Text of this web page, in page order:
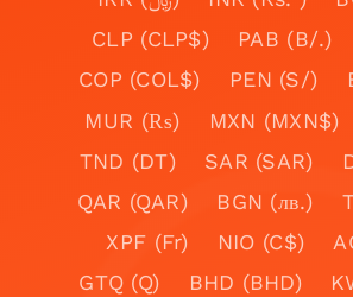
CLP (CLP$)
PAB (B/.)
COP (COL$)
PEN (S/)
MUR (₨)
MXN (MXN$)
TND (DT)
SAR (SAR)
QAR (QAR)
BGN (лв.)
XPF (Fr)
NIO (C$)
GTQ (Q)
BHD (BHD)